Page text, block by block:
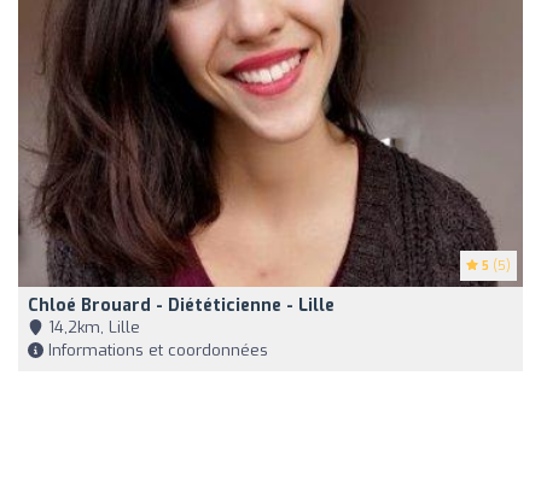
5 (5)
Chloé Brouard - Diététicienne - Lille
14,2km, Lille
Informations et coordonnées